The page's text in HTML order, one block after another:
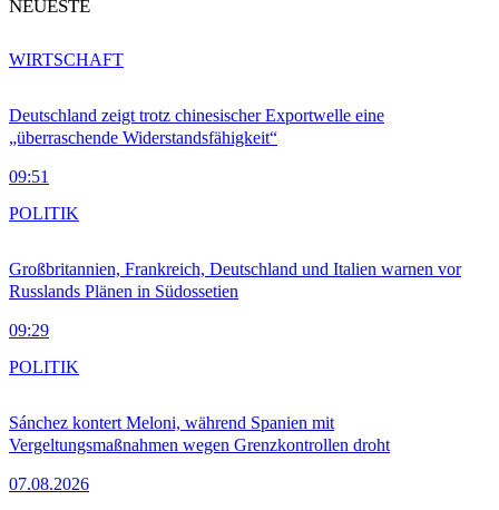
NEUESTE
Deutschland zeigt trotz chinesischer Exportwelle eine
„überraschende Widerstandsfähigkeit“
09:51
WIRTSCHAFT
Großbritannien, Frankreich, Deutschland und Italien warnen vor
Russlands Plänen in Südossetien
09:29
POLITIK
Sánchez kontert Meloni, während Spanien mit
Vergeltungsmaßnahmen wegen Grenzkontrollen droht
07.08.2026
POLITIK